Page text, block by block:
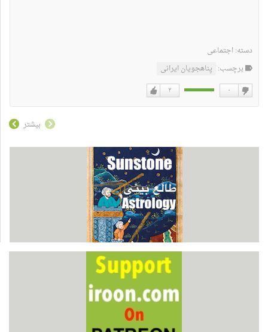
دسته:اجتماعی
برچسب: پناهجویان ایرانی
۲ ۰
بیشتر